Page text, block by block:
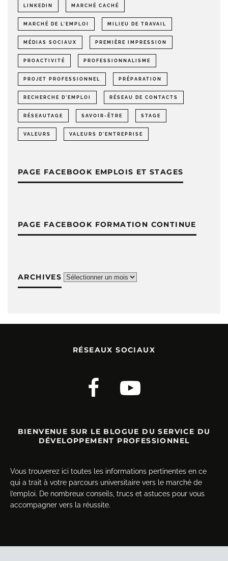
LINKEDIN MARCHÉ CACHÉ
MARCHÉ DE L'EMPLOI MILIEU DE TRAVAIL
MÉDIAS SOCIAUX PREMIÈRE IMPRESSION
PROACTIVITÉ PROFESSIONNALISME
PROJET PROFESSIONNEL PRÉPARATION
RECHERCHE D'EMPLOI RÉSEAU DE CONTACTS
RÉSEAUTAGE SAVOIR-ÊTRE STAGE
VALEURS VALEURS D'ENTREPRISE
PAGE FACEBOOK EMPLOIS ET STAGES
PAGE FACEBOOK FORMATION CONTINUE
ARCHIVES Archives
RÉSEAUX SOCIAUX
BIENVENUE SUR LE BLOGUE DU SERVICE DU
DÉVELOPPEMENT PROFESSIONNEL
Vous trouverez ici toutes les informations pertinentes en ce
qui a trait à votre parcours universitaire vers le marché de
l’emploi. De nombreux conseils, trucs et astuces pour vous
accompagner vers la réussite.